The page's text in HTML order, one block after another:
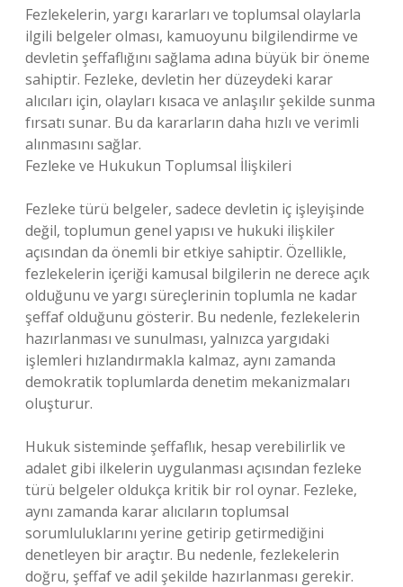
Fezlekelerin, yargı kararları ve toplumsal olaylarla
ilgili belgeler olması, kamuoyunu bilgilendirme ve
devletin şeffaflığını sağlama adına büyük bir öneme
sahiptir. Fezleke, devletin her düzeydeki karar
alıcıları için, olayları kısaca ve anlaşılır şekilde sunma
fırsatı sunar. Bu da kararların daha hızlı ve verimli
alınmasını sağlar.
Fezleke ve Hukukun Toplumsal İlişkileri
Fezleke türü belgeler, sadece devletin iç işleyişinde
değil, toplumun genel yapısı ve hukuki ilişkiler
açısından da önemli bir etkiye sahiptir. Özellikle,
fezlekelerin içeriği kamusal bilgilerin ne derece açık
olduğunu ve yargı süreçlerinin toplumla ne kadar
şeffaf olduğunu gösterir. Bu nedenle, fezlekelerin
hazırlanması ve sunulması, yalnızca yargıdaki
işlemleri hızlandırmakla kalmaz, aynı zamanda
demokratik toplumlarda denetim mekanizmaları
oluşturur.
Hukuk sisteminde şeffaflık, hesap verebilirlik ve
adalet gibi ilkelerin uygulanması açısından fezleke
türü belgeler oldukça kritik bir rol oynar. Fezleke,
aynı zamanda karar alıcıların toplumsal
sorumluluklarını yerine getirip getirmediğini
denetleyen bir araçtır. Bu nedenle, fezlekelerin
doğru, şeffaf ve adil şekilde hazırlanması gerekir.